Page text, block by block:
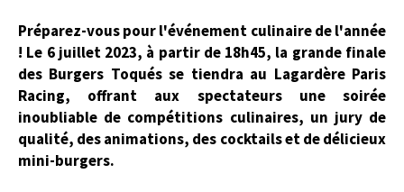
Préparez-vous pour l'événement culinaire de l'année
! Le 6 juillet 2023, à partir de 18h45, la grande finale
des Burgers Toqués se tiendra au Lagardère Paris
Racing, offrant aux spectateurs une soirée
inoubliable de compétitions culinaires, un jury de
qualité, des animations, des cocktails et de délicieux
mini-burgers.